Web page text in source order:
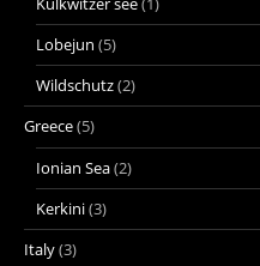
Lobejun (5)
Wildschutz(2)
Greece(5)
Ionian Sea(2)
Kerkini(3)
Italy(3)